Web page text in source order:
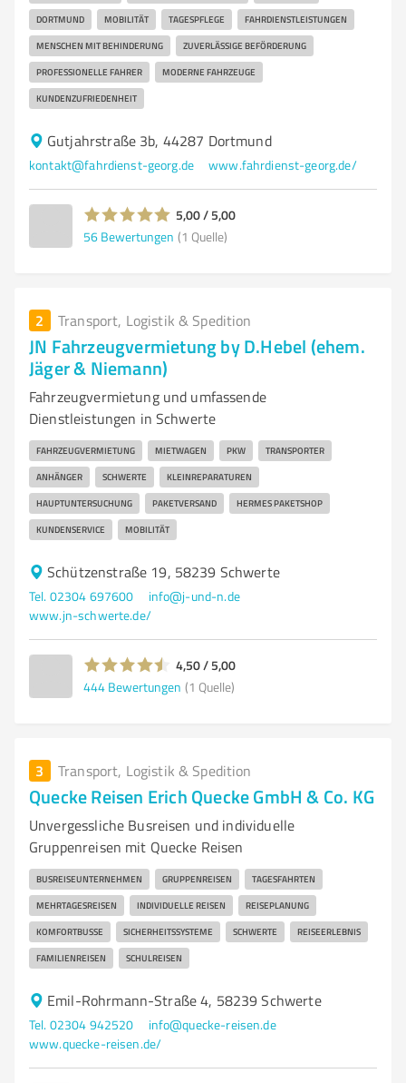
DORTMUND MOBILITÄT TAGESPFLEGE FAHRDIENSTLEISTUNGEN
MENSCHEN MIT BEHINDERUNG ZUVERLÄSSIGE BEFÖRDERUNG
PROFESSIONELLE FAHRER MODERNE FAHRZEUGE
KUNDENZUFRIEDENHEIT
Gutjahrstraße 3b, 44287 Dortmund
kontakt@fahrdienst-georg.de www.fahrdienst-georg.de/
5,00 / 5,00
56 Bewertungen (1 Quelle)
2 Transport, Logistik & Spedition
JN Fahrzeugvermietung by D.Hebel (ehem.
Jäger & Niemann)
Fahrzeugvermietung und umfassende
Dienstleistungen in Schwerte
FAHRZEUGVERMIETUNG MIETWAGEN PKW TRANSPORTER
ANHÄNGER SCHWERTE KLEINREPARATUREN
HAUPTUNTERSUCHUNG PAKETVERSAND HERMES PAKETSHOP
KUNDENSERVICE MOBILITÄT
Schützenstraße 19, 58239 Schwerte
Tel. 02304 697600
info@j-und-n.de
www.jn-schwerte.de/
4,50 / 5,00
444 Bewertungen (1 Quelle)
3 Transport, Logistik & Spedition
Quecke Reisen Erich Quecke GmbH & Co. KG
Unvergessliche Busreisen und individuelle
Gruppenreisen mit Quecke Reisen
BUSREISEUNTERNEHMEN GRUPPENREISEN TAGESFAHRTEN
MEHRTAGESREISEN INDIVIDUELLE REISEN REISEPLANUNG
KOMFORTBUSSE SICHERHEITSSYSTEME SCHWERTE REISEERLEBNIS
FAMILIENREISEN SCHULREISEN
Emil-Rohrmann-Straße 4, 58239 Schwerte
Tel. 02304 942520
info@quecke-reisen.de
www.quecke-reisen.de/